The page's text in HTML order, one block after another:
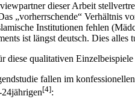
dieser Arbeit
„vorherrschende“ Verhältnis
Institutionen fehlen
ist längst deutsch. Dies
diese qualitativen
fallen im
[4]: